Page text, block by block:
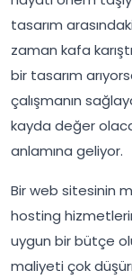
tasarım
zaman kafa
bir tasarım
çalışmanın
kayda değer
anlamına geliyor.
Bir web sitesinin
hosting
uygun bir bütçe
maliyeti çok